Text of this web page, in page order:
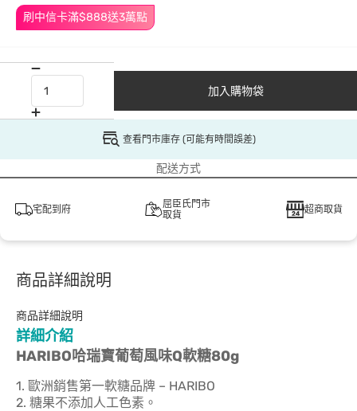
刷中信卡滿$888送3萬點
加入購物袋
查看門市庫存 (可能有時間誤差)
配送方式
宅配到府
屈臣氏門市
取貨
超商取貨
商品詳細說明
商品詳細說明
詳細介紹
HARIBO哈瑞寶葡萄風味Q軟糖80g
1. 歐洲銷售第一軟糖品牌 – HARIBO
2. 糖果不添加人工色素。